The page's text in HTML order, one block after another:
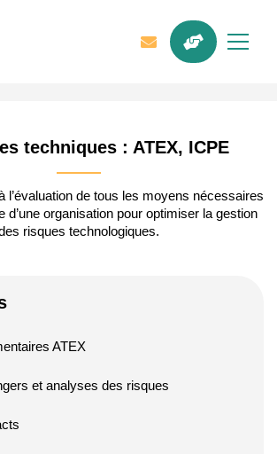
techniques : ATEX, ICPE
l’évaluation de tous les moyens nécessaires
d’une organisation pour optimiser la gestion
risques technologiques.
ATEX
et analyses des risques